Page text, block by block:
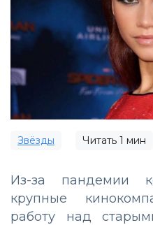
Звёзды Читать 1 мин
Из-за пандемии
крупные
работу над